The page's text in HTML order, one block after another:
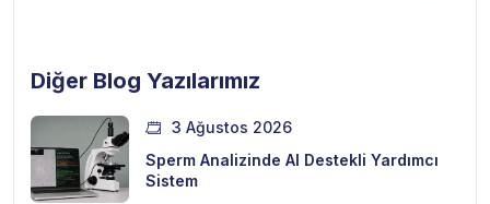
Diğer Blog Yazılarımız
3 Ağustos 2026
Sperm Analizinde AI Destekli Yardımcı
Sistem